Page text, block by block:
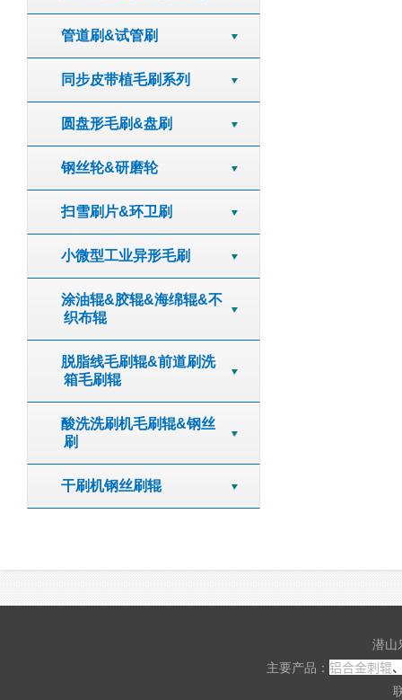
管道刷&试管刷
同步皮带植毛刷系列
圆盘形毛刷&盘刷
钢丝轮&研磨轮
扫雪刷片&环卫刷
小微型工业异形毛刷
涂油辊&胶辊&海绵辊&不
织布辊
脱脂线毛刷辊&前道刷洗
箱毛刷辊
酸洗洗刷机毛刷辊&钢丝
刷
干刷机钢丝刷辊
潜
主要产品： 铝合金刺辊